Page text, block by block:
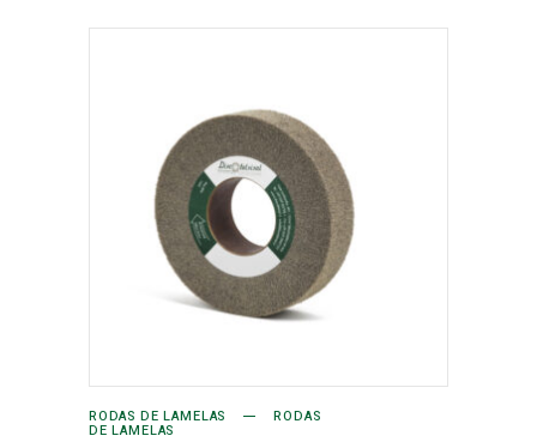
RODAS DE LAMELAS RODAS
DE LAMELAS